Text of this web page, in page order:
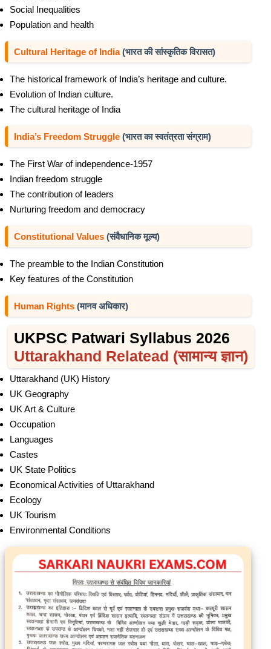
Social Inequalities
Population and health
Cultural Heritage of India (भारत की सांस्कृतिक विरासत)
The historical framework of India’s heritage and culture.
Evolution of Indian culture.
The cultural heritage of India
India’s Freedom Struggle (भारत का स्वतंत्रता संग्राम)
The First War of independence-1957
Indian freedom struggle
The contribution of leaders
Nurturing freedom and democracy
Constitutional Values (संवैधानिक मूल्य)
The preamble to the Indian Constitution
Key features of the Constitution
Human Rights (मानव अधिकार)
UKPSC Patwari Syllabus 2026
Uttarakhand Relatead (सामान्य ज्ञान)
Uttarakhand (UK) History
UK Geography
UK Art & Culture
Occupation
Languages
Castes
UK State Politics
Economical Activities of Uttarakhand
Ecology
UK Tourism
Environmental Conditions